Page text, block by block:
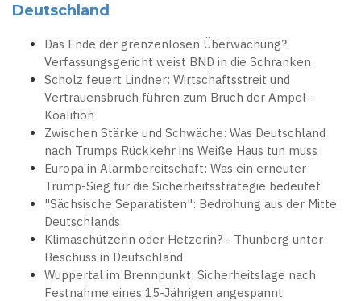
Deutschland
Das Ende der grenzenlosen Überwachung?
Verfassungsgericht weist BND in die Schranken
Scholz feuert Lindner: Wirtschaftsstreit und
Vertrauensbruch führen zum Bruch der Ampel-
Koalition
Zwischen Stärke und Schwäche: Was Deutschland
nach Trumps Rückkehr ins Weiße Haus tun muss
Europa in Alarmbereitschaft: Was ein erneuter
Trump-Sieg für die Sicherheitsstrategie bedeutet
"Sächsische Separatisten": Bedrohung aus der Mitte
Deutschlands
Klimaschützerin oder Hetzerin? - Thunberg unter
Beschuss in Deutschland
Wuppertal im Brennpunkt: Sicherheitslage nach
Festnahme eines 15-Jährigen angespannt